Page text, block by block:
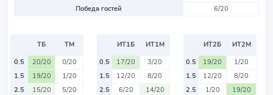
Победа гостей
6/20
ТБ
ТМ
0.5
20/20
0/20
1.5
19/20
1/20
2.5
15/20
5/20
ИТ1Б
ИТ1М
0.5
17/20
3/20
1.5
12/20
8/20
2.5
6/20
14/20
ИТ2Б
ИТ2М
0.5
19/20
1/20
1.5
12/20
8/20
2.5
1/20
19/20